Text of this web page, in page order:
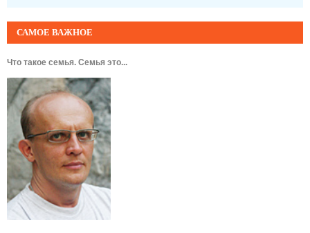
САМОЕ ВАЖНОЕ
Что такое семья. Семья это...